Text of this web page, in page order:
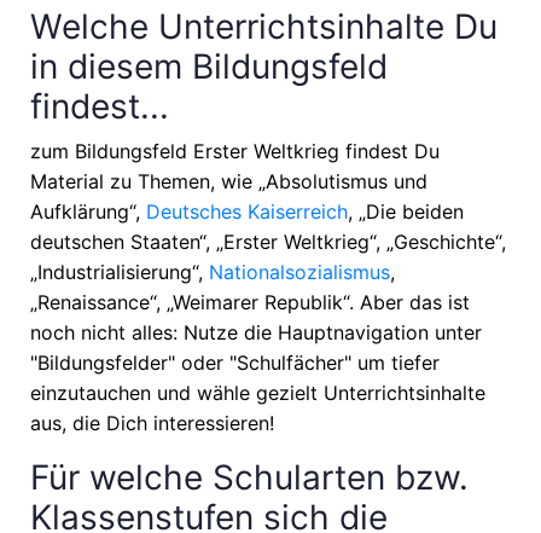
Welche Unterrichtsinhalte Du
in diesem Bildungsfeld
findest...
zum Bildungsfeld Erster Weltkrieg findest Du
Material zu Themen, wie „Absolutismus und
Aufklärung“, Deutsches Kaiserreich, „Die beiden
deutschen Staaten“, „Erster Weltkrieg“, „Geschichte“,
„Industrialisierung“, Nationalsozialismus,
„Renaissance“, „Weimarer Republik“. Aber das ist
noch nicht alles: Nutze die Hauptnavigation unter
"Bildungsfelder" oder "Schulfächer" um tiefer
einzutauchen und wähle gezielt Unterrichtsinhalte
aus, die Dich interessieren!
Für welche Schularten bzw.
Klassenstufen sich die